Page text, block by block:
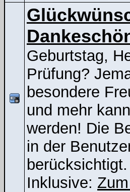
Geburtstag,
Prüfung?
besondere
und mehr
werden! Die
in der
berücksichtigt.
Inklusive: